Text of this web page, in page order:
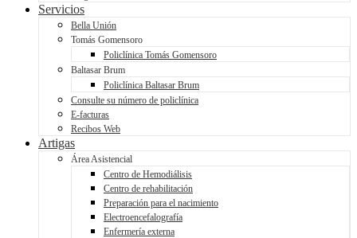
Servicios
Bella Unión
Tomás Gomensoro
Policlínica Tomás Gomensoro
Baltasar Brum
Policlínica Baltasar Brum
Consulte su número de policlínica
E-facturas
Recibos Web
Artigas
Área Asistencial
Centro de Hemodiálisis
Centro de rehabilitación
Preparación para el nacimiento
Electroencefalografía
Enfermería externa